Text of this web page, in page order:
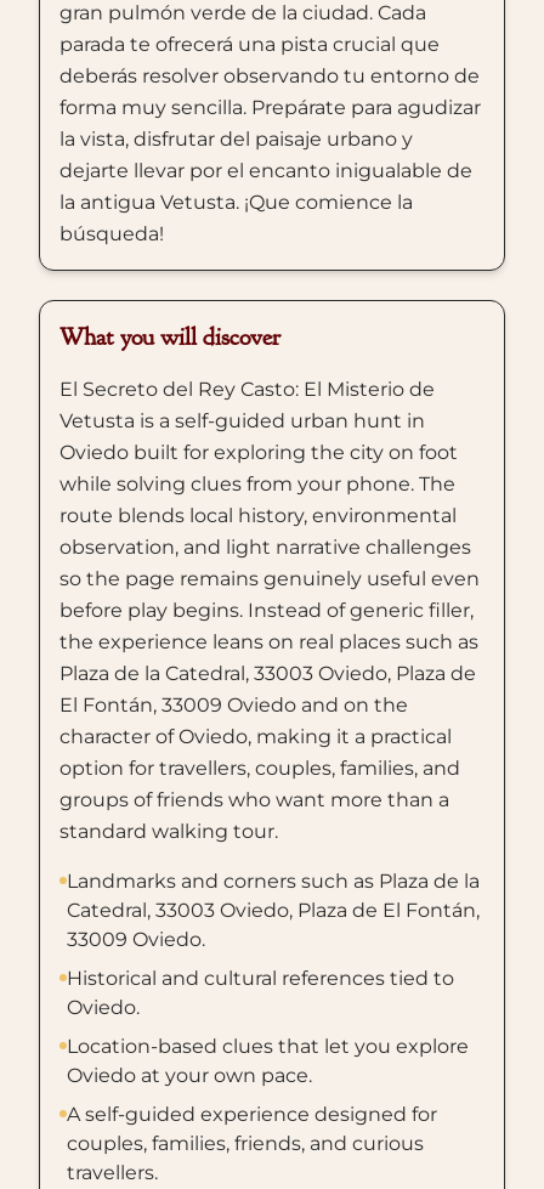
gran pulmón verde de la ciudad. Cada
parada te ofrecerá una pista crucial que
deberás resolver observando tu entorno de
forma muy sencilla. Prepárate para agudizar
la vista, disfrutar del paisaje urbano y
dejarte llevar por el encanto inigualable de
la antigua Vetusta. ¡Que comience la
búsqueda!
What you will discover
El Secreto del Rey Casto: El Misterio de
Vetusta is a self-guided urban hunt in
Oviedo built for exploring the city on foot
while solving clues from your phone. The
route blends local history, environmental
observation, and light narrative challenges
so the page remains genuinely useful even
before play begins. Instead of generic filler,
the experience leans on real places such as
Plaza de la Catedral, 33003 Oviedo, Plaza de
El Fontán, 33009 Oviedo and on the
character of Oviedo, making it a practical
option for travellers, couples, families, and
groups of friends who want more than a
standard walking tour.
Landmarks and corners such as Plaza de la
Catedral, 33003 Oviedo, Plaza de El Fontán,
33009 Oviedo.
Historical and cultural references tied to
Oviedo.
Location-based clues that let you explore
Oviedo at your own pace.
A self-guided experience designed for
couples, families, friends, and curious
travellers.